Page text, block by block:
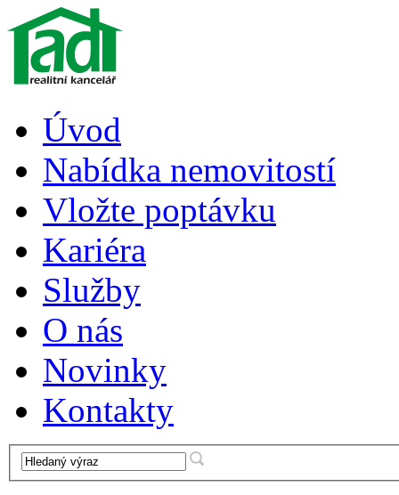
Úvod
Nabídka nemovitostí
Vložte poptávku
Kariéra
Služby
O nás
Novinky
Kontakty